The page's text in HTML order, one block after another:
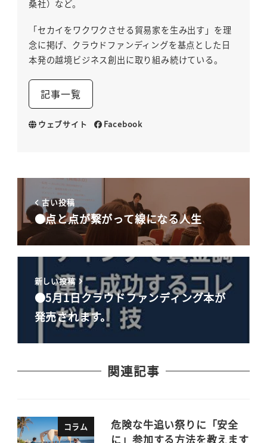
桑社）など。
「セカイをワクワクさせる貿易家を生み出す」を理
念に掲げ、クラウドファンディングを基点とした日
本発の越境ビジネス創出に取り組み続けている。
記事一覧
ウェブサイト Facebook
古い投稿
●点と点が繋がって線になる人生
新しい投稿
●5月1日クラウドファンディング本が
発売されます。
関連記事
コラム
危険な牛追い祭りに「安全
に」参加する方法を教えます